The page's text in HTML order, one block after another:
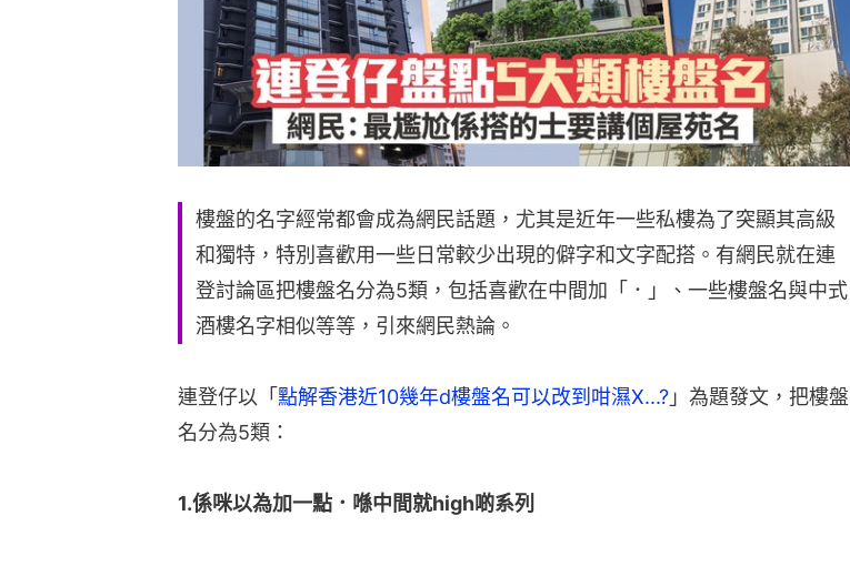
樓盤的名字經常都會成為網民話題，尤其是近年一些私樓為了突顯其高級
和獨特，特別喜歡用一些日常較少出現的僻字和文字配搭。有網民就在連
登討論區把樓盤名分為5類，包括喜歡在中間加「．」、一些樓盤名與中式
酒樓名字相似等等，引來網民熱論。
連登仔以「 點解香港近10幾年d樓盤名可以改到咁濕X...? 」為題發文，把樓盤
名分為5類：
1.係咪以為加一點．喺中間就high啲系列